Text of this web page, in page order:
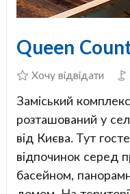
Queen
Хочу відвідати
Заміський
розташований у
від Києва. Тут
відпочинок серед
басейном,